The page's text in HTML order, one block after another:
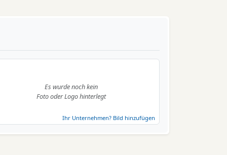
Es wurde noch kein
Foto oder Logo hinterlegt
Ihr Unternehmen? Bild hinzufügen